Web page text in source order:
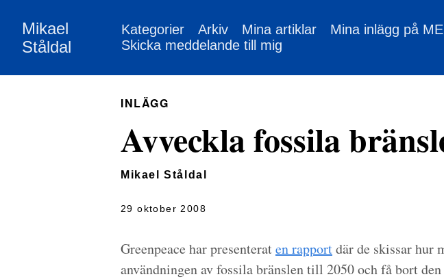
Mikael
Ståldal
Kategorier Arkiv Mina artiklar Mina inlägg på
Skicka meddelande till mig
INLÄGG
Avveckla fossila
Mikael Ståldal
29 oktober 2008
Greenpeace har presenteraten rapportdär de skissar hur
användningen av fossila bränslen till 2050 och få bort